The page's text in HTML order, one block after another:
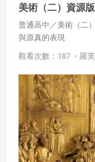
美術（二）資源
普通高中／美術（二
與原真的表現
觀看次數：187 ・ 羅